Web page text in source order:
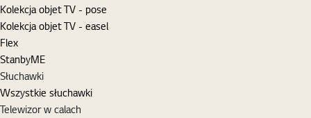
Kolekcja objet TV - pose
Kolekcja objet TV - easel
Flex
StanbyME
Słuchawki
Wszystkie słuchawki
Telewizor w calach